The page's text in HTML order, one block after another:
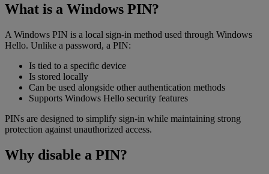
What is a Windows PIN?
A Windows PIN is a local sign-in method used through Windows
Hello. Unlike a password, a PIN:
Is tied to a specific device
Is stored locally
Can be used alongside other authentication methods
Supports Windows Hello security features
PINs are designed to simplify sign-in while maintaining strong
protection against unauthorized access.
Why disable a PIN?